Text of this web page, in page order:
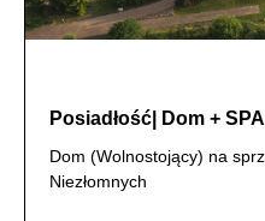
Posiadłość| Dom +
Dom (Wolnostojący) na
Niezłomnych